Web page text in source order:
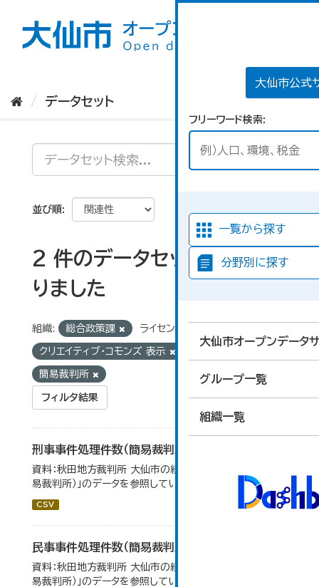
大仙市公式
フリーワード検索
一覧から探す
分野別に探す
大仙市オープンデータ
グループ一覧
組織一覧
データセット
並び順
2 件のデータセットが見つか
りました
組織: 総合政策課 ライセンス:
クリエイティブ・コモンズ 表示
簡易裁判所
フィルタ結果
刑事事件処理件数（簡易裁判所）
資料：秋田地方裁判所 大仙市の統計「12-14民事事件（簡
易裁判所）」のデータを参照しています。
CSV
民事事件処理件数（簡易裁判所）
資料：秋田地方裁判所 大仙市の統計「12-14 民事事件（簡
易裁判所）」のデータを参照しています。